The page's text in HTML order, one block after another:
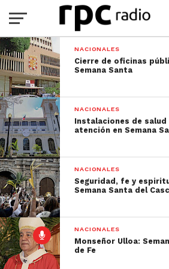
NACIONALES
Cierre de oficinas
Semana Santa
NACIONALES
Instalaciones de
atención en Semana
NACIONALES
Seguridad, fe y
Semana Santa del
NACIONALES
Monseñor Ulloa:
de Fe